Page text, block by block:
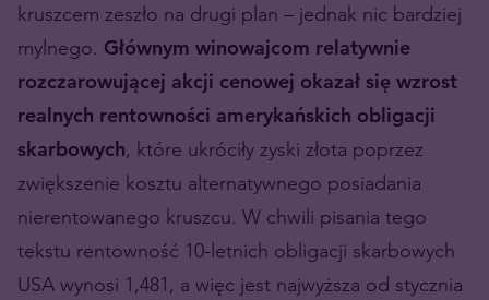
kruszcem zeszło na drugi plan – jednak nic bardziej
mylnego. Głównym winowajcom relatywnie
rozczarowującej akcji cenowej okazał się wzrost
realnych rentowności amerykańskich obligacji
skarbowych, które ukróciły zyski złota poprzez
zwiększenie kosztu alternatywnego posiadania
nierentowanego kruszcu. W chwili pisania tego
tekstu rentowność 10-letnich obligacji skarbowych
USA wynosi 1,481, a więc jest najwyższa od stycznia